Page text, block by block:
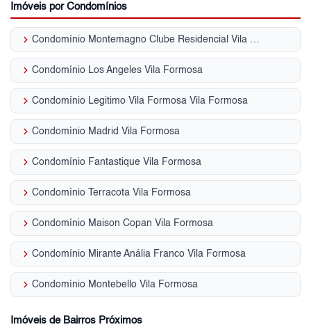
Imóveis por Condomínios
keyboard_arrow_right Condomínio Montemagno Clube Residencial Vila Formosa
keyboard_arrow_right Condomínio Los Angeles Vila Formosa
keyboard_arrow_right Condomínio Legitimo Vila Formosa Vila Formosa
keyboard_arrow_right Condomínio Madrid Vila Formosa
keyboard_arrow_right Condomínio Fantastique Vila Formosa
keyboard_arrow_right Condomínio Terracota Vila Formosa
keyboard_arrow_right Condomínio Maison Copan Vila Formosa
keyboard_arrow_right Condomínio Mirante Anália Franco Vila Formosa
keyboard_arrow_right Condomínio Montebello Vila Formosa
Imóveis de Bairros Próximos